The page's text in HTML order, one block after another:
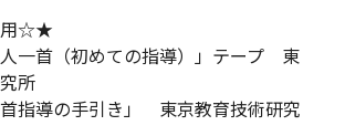
用☆★
人一首（初めての指導）」テープ 東
所
首指導の手引き」 東京教育技術研究